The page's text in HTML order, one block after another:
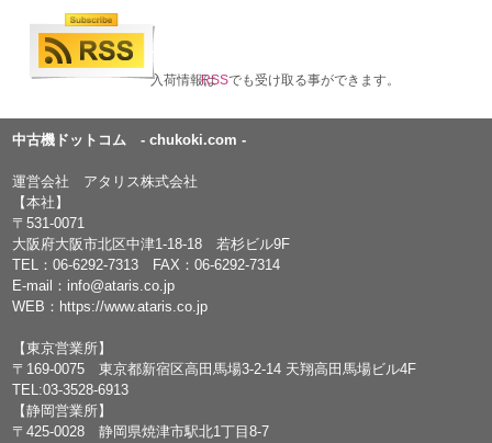
入荷情報はRSSでも受け取る事ができます。
中古機ドットコム - chukoki.com -
運営会社 アタリス株式会社
【本社】
〒531-0071
大阪府大阪市北区中津1-18-18 若杉ビル9F
TEL：06-6292-7313 FAX：06-6292-7314
E-mail： info@ataris.co.jp
WEB： https://www.ataris.co.jp
【東京営業所】
〒169-0075 東京都新宿区高田馬場3-2-14 天翔高田馬場ビル4F
TEL:03-3528-6913
【静岡営業所】
〒425-0028 静岡県焼津市駅北1丁目8-7